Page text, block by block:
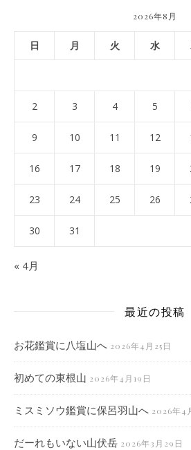
2026年8月
日 月 火 水
2 3 4 5
9 10 11 12
16 17 18 19
23 24 25 26
30 31
« 4月
最近の投稿
お花鑑賞に八塩山へ 2026年4月25日
初めての東根山 2026年4月19日
ミスミソウ鑑賞に保呂羽山へ 2026年4
だーれもいない山伏岳 2026年3月29日